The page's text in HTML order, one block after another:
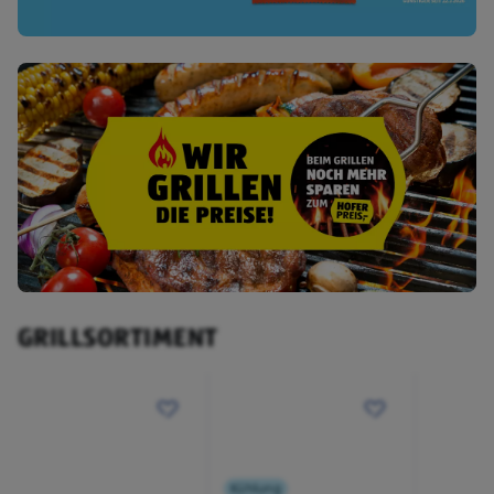
GRILLSORTIMENT
Kühlung